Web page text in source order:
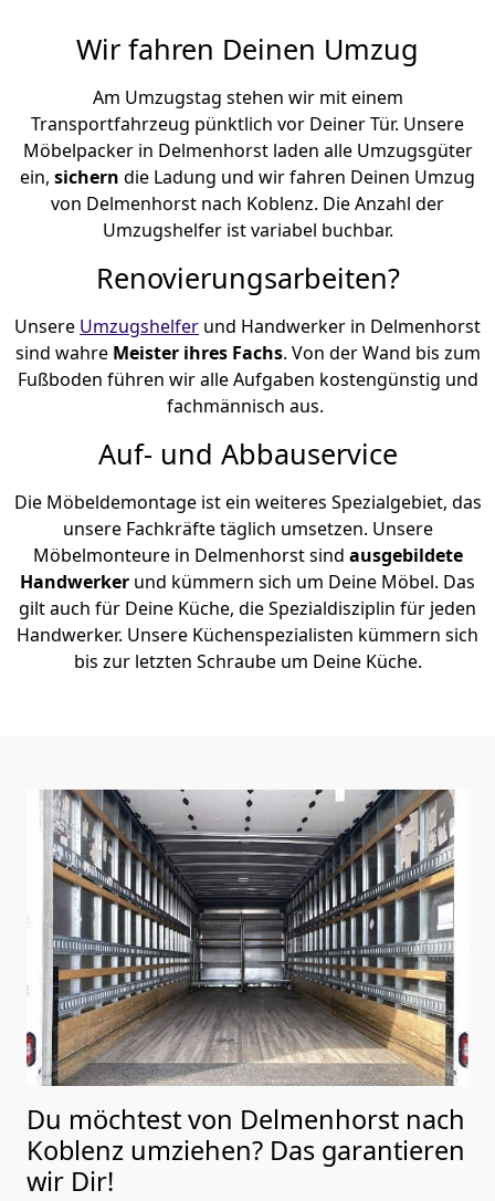
Wir fahren Deinen Umzug
Am Umzugstag stehen wir mit einem
Transportfahrzeug pünktlich vor Deiner Tür. Unsere
Möbelpacker in Delmenhorst laden alle Umzugsgüter
ein, sichern die Ladung und wir fahren Deinen Umzug
von Delmenhorst nach Koblenz. Die Anzahl der
Umzugshelfer ist variabel buchbar.
Renovierungsarbeiten?
Unsere Umzugshelfer und Handwerker in Delmenhorst
sind wahre Meister ihres Fachs. Von der Wand bis zum
Fußboden führen wir alle Aufgaben kostengünstig und
fachmännisch aus.
Auf- und Abbauservice
Die Möbeldemontage ist ein weiteres Spezialgebiet, das
unsere Fachkräfte täglich umsetzen. Unsere
Möbelmonteure in Delmenhorst sind ausgebildete
Handwerker und kümmern sich um Deine Möbel. Das
gilt auch für Deine Küche, die Spezialdisziplin für jeden
Handwerker. Unsere Küchenspezialisten kümmern sich
bis zur letzten Schraube um Deine Küche.
Du möchtest von Delmenhorst nach
Koblenz umziehen? Das garantieren
wir Dir!